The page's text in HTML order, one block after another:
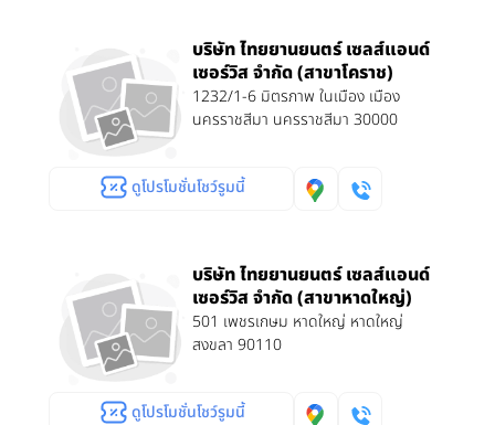
บริษัท ไทยยานยนตร์ เซลส์แอนด์
เซอร์วิส จำกัด (สาขาโคราช)
1232/1-6 มิตรภาพ ในเมือง เมือง
นครราชสีมา นครราชสีมา 30000
ดูโปรโมชั่นโชว์รูมนี้
บริษัท ไทยยานยนตร์ เซลส์แอนด์
เซอร์วิส จำกัด (สาขาหาดใหญ่)
501 เพชรเกษม หาดใหญ่ หาดใหญ่
สงขลา 90110
ดูโปรโมชั่นโชว์รูมนี้